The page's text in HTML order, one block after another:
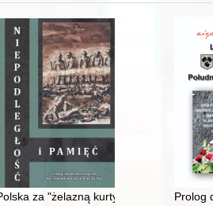
za "żelazną kurtyną" w cieniuProlog